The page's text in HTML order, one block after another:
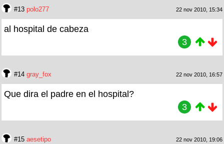
#13 polo277 22 nov 2010, 15:34
al hospital de cabeza
3
#14 gray_fox 22 nov 2010, 16:57
Que dira el padre en el hospital?
3
#15 aesetipo 22 nov 2010, 19:06